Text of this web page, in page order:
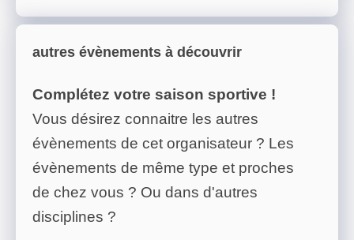
autres évènements à découvrir
Complétez votre saison sportive !
Vous désirez connaitre les autres
évènements de cet organisateur ? Les
évènements de même type et proches
de chez vous ? Ou dans d'autres
disciplines ?